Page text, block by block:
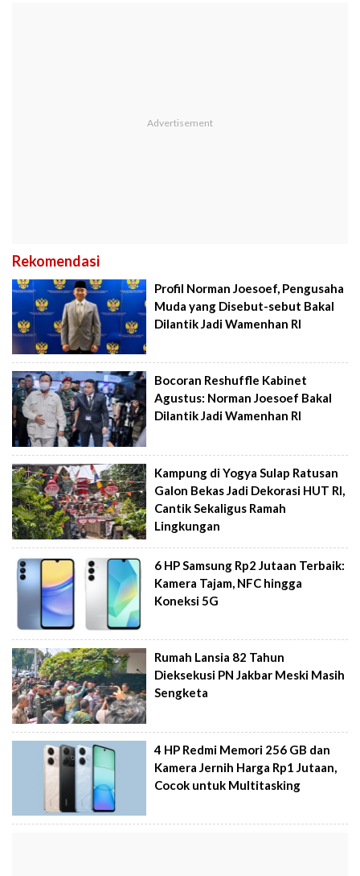
Rekomendasi
Profil Norman Joesoef, Pengusaha
Muda yang Disebut-sebut Bakal
Dilantik Jadi Wamenhan RI
Bocoran Reshuffle Kabinet
Agustus: Norman Joesoef Bakal
Dilantik Jadi Wamenhan RI
Kampung di Yogya Sulap Ratusan
Galon Bekas Jadi Dekorasi HUT RI,
Cantik Sekaligus Ramah
Lingkungan
6 HP Samsung Rp2 Jutaan Terbaik:
Kamera Tajam, NFC hingga
Koneksi 5G
Rumah Lansia 82 Tahun
Dieksekusi PN Jakbar Meski Masih
Sengketa
4 HP Redmi Memori 256 GB dan
Kamera Jernih Harga Rp1 Jutaan,
Cocok untuk Multitasking